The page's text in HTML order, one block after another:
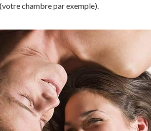
chambre par exemple).